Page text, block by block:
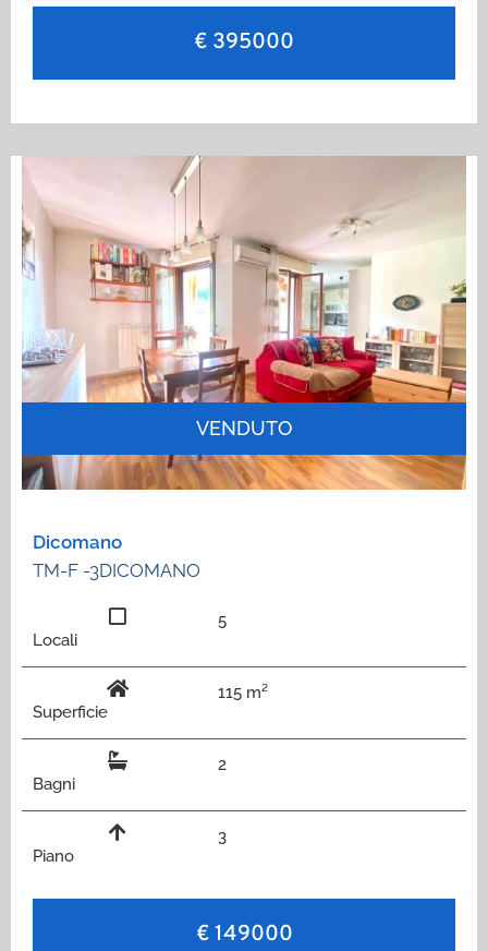
€ 395000
VENDUTO
Dicomano
TM-F -3DICOMANO
Locali
5
Superficie
115 m²
Bagni
2
Piano
3
€ 149000